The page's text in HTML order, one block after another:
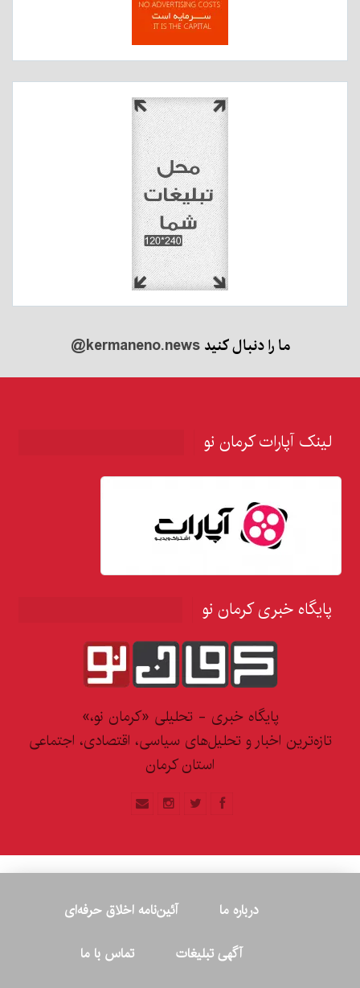
ما را دنبال کنید@kermaneno.news
لینک آپارات کرمان نو
پایگاه خبری کرمان نو
پایگاه خبری - تحلیلی «کرمان نو،»
تازه‌ترین اخبار و تحلیل‌های سیاسی، اقتصادی، اجتماعی
استان کرمان
درباره ما
آئین‌نامه اخلاق حرفه‌ای
آگهی تبلیغات
تماس با ما